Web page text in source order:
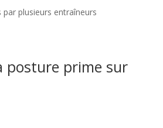
par plusieurs entraîneurs
posture prime sur